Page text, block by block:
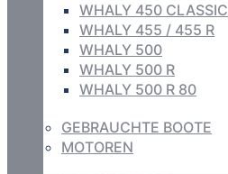
WHALY 450 CLASSIC
WHALY 455 / 455 R
WHALY 500
WHALY 500 R
WHALY 500 R 80
GEBRAUCHTE BOOTE
MOTOREN